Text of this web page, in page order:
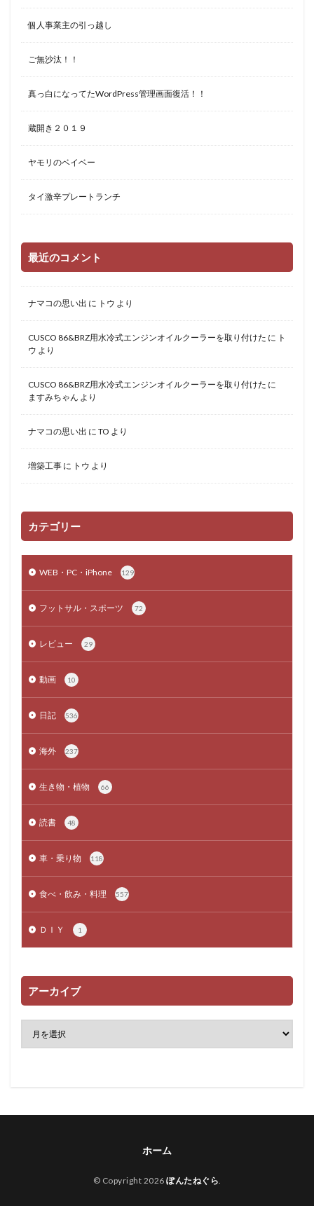
個人事業主の引っ越し
ご無沙汰！！
真っ白になってたWordPress管理画面復活！！
蔵開き２０１９
ヤモリのベイベー
タイ激辛プレートランチ
最近のコメント
ナマコの思い出 に トウ より
CUSCO 86&BRZ用水冷式エンジンオイルクーラーを取り付けた に ト
ウ より
CUSCO 86&BRZ用水冷式エンジンオイルクーラーを取り付けた に
ますみちゃん より
ナマコの思い出 に TO より
増築工事 に トウ より
カテゴリー
WEB・PC・iPhone 129
フットサル・スポーツ 72
レビュー 29
動画 10
日記 536
海外 237
生き物・植物 66
読書 48
車・乗り物 118
食べ・飲み・料理 557
ＤＩＹ 1
アーカイブ
ホーム
© Copyright 2026 ぽんたねぐら.